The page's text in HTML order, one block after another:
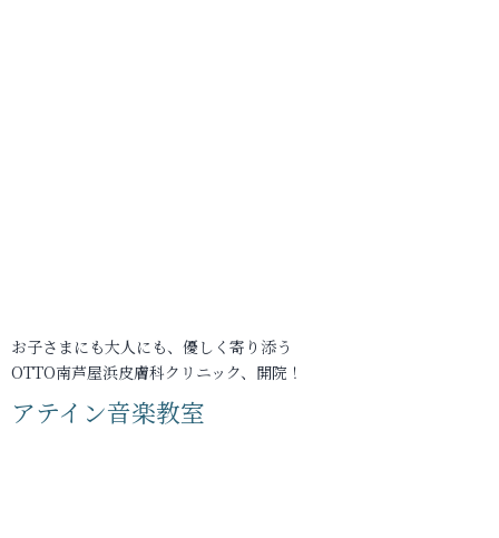
お子さまにも大人にも、優しく寄り添う
OTTO南芦屋浜皮膚科クリニック、開院！
アテイン音楽教室